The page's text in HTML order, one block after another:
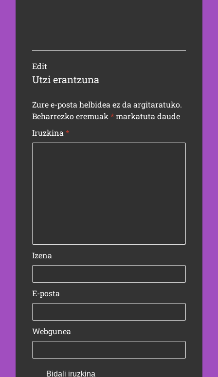
Edit
Utzi erantzuna
Zure e-posta helbidea ez da argitaratuko.
Beharrezko eremuak *markatuta daude
Iruzkina *
Izena
E-posta
Webgunea